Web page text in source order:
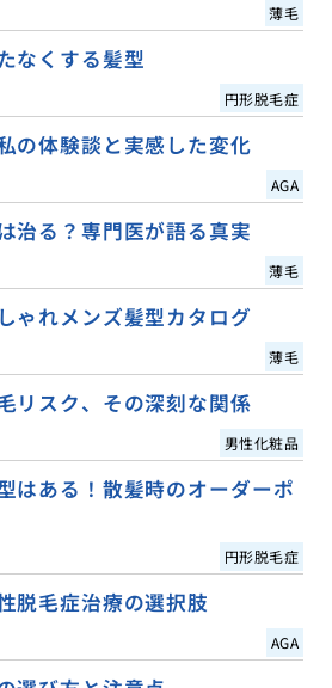
薄毛
なくする髪型
円形脱毛症
の体験談と実感した変化
AGA
治る？専門医が語る真実
薄毛
ゃれメンズ髪型カタログ
薄毛
リスク、その深刻な関係
男性化粧品
はある！散髪時のオーダーポ
円形脱毛症
脱毛症治療の選択肢
AGA